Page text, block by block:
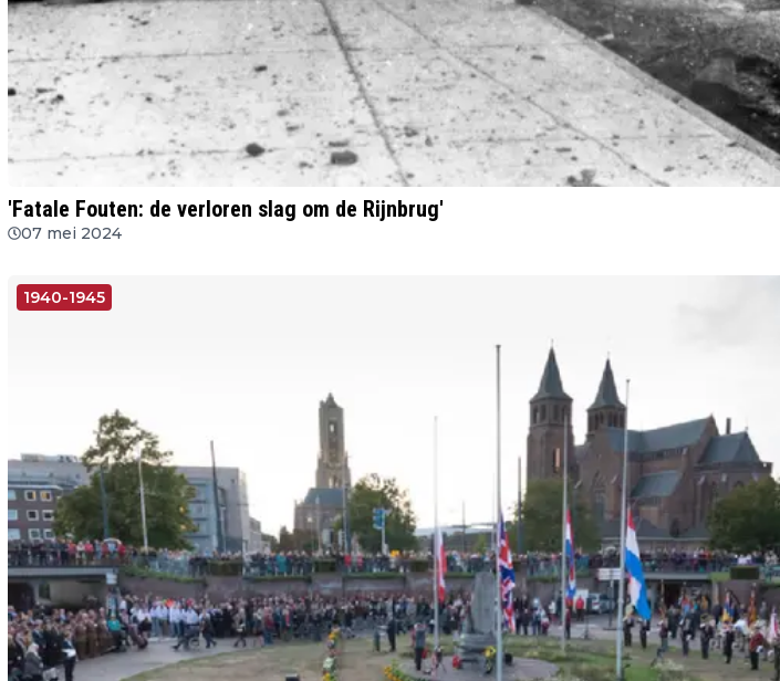
'Fatale Fouten: de verloren slag om de Rijnbrug'
07 mei 2024
1940-1945